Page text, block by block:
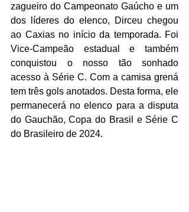
zagueiro do Campeonato Gaúcho e um
dos líderes do elenco, Dirceu chegou
ao Caxias no início da temporada. Foi
Vice-Campeão estadual e também
conquistou o nosso tão sonhado
acesso à Série C. Com a camisa grená
tem três gols anotados. Desta forma, ele
permanecerá no elenco para a disputa
do Gauchão, Copa do Brasil e Série C
do Brasileiro de 2024.